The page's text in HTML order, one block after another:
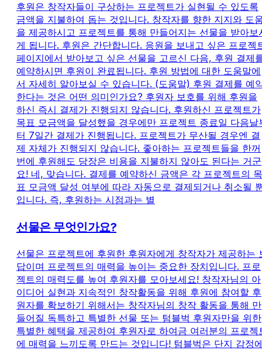
후원은 창작자들이 구상하는 프로젝트가 실현될 수 있도록
금액을 지불하여 돕는 것입니다. 창작자를 향한 지지와 도
을 제공하시고 프로젝트를 통해 만들어지는 선물을 받아보
게 됩니다. 후원은 간단합니다. 응원을 보내고 싶은 프로젝
페이지에서 받아보고 싶은 선물을 고르신 다음, 후원 결제
예약하시면 후원이 완료됩니다. 후원 방법에 대한 도움말에
서 자세히 알아보실 수 있습니다. (도움말) 후원 결제를 예
한다는 것은 어떤 의미인가요? 후원자 보호를 위해 후원을
하신 즉시 결제가 진행되지 않습니다. 후원하신 프로젝트가
목표 모금액을 달성했을 경우에만 프로젝트 종료일 다음날
터 7일간 결제가 진행됩니다. 프로젝트가 무산될 경우엔 결
제 자체가 진행되지 않습니다. 좋아하는 프로젝트들을 한꺼
번에 후원해도 당장은 비용을 지불하지 않아도 된다는 거군
요! 네, 맞습니다. 결제를 예약하신 금액은 각 프로젝트의 목
표 모금액 달성 여부에 따라 자동으로 결제되거나 취소될
입니다. 즉, 후원하는 시점과는 별
선물은 무엇인가요?
선물은 프로젝트에 후원한 후원자에게 창작자가 제공하는
답이며 프로젝트의 매력을 높이는 중요한 장치입니다. 프로
젝트의 매력도를 높여 후원자를 모아보세요! 창작자님의 아
이디어 실현과 지속적인 창작활동을 위해 후원에 참여할 후
원자를 확보하기 위해서는 창작자님의 창작 활동을 통해 만
들어질 독특하고 특별한 선물 또는 텀블벅 후원자만을 위한
특별한 혜택을 제공하여 후원자로 하여금 여러분의 프로젝
에 매력을 느끼도록 만드는 것입니다! 텀블벅은 단지 감정